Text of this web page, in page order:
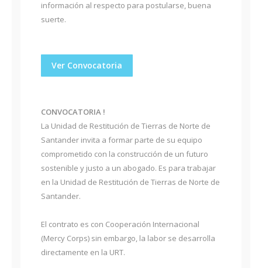
información al respecto para postularse, buena
suerte.
Ver Convocatoria
CONVOCATORIA !
La Unidad de Restitución de Tierras de Norte de
Santander invita a formar parte de su equipo
comprometido con la construcción de un futuro
sostenible y justo a un abogado. Es para trabajar
en la Unidad de Restitución de Tierras de Norte de
Santander.
El contrato es con Cooperación Internacional
(Mercy Corps) sin embargo, la labor se desarrolla
directamente en la URT.